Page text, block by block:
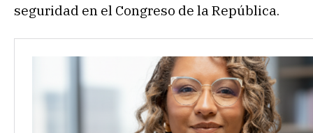
seguridad en el Congreso de la República.